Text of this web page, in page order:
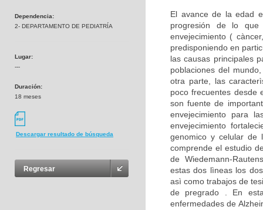
Dependencia:
2- DEPARTAMENTO DE PEDIATRÍA
Lugar:
---
Duración:
18 meses
Descargar resultado de búsqueda
Regresar
El avance de la edad
progresión de lo que
envejecimiento (
predisponiendo en
las causas principales
poblaciones del
otra parte, las
poco frecuentes desde
son fuente de
envejecimiento para
envejecimiento
genomico y celular de
comprende el estudio
de Wiedemann-
estas dos lìneas los
asì como trabajos de
de pregrado . En
enfermedades de